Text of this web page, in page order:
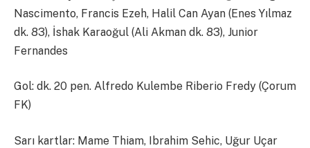
Nascimento, Francis Ezeh, Halil Can Ayan (Enes Yılmaz
dk. 83), İshak Karaoğul (Ali Akman dk. 83), Junior
Fernandes
Gol: dk. 20 pen. Alfredo Kulembe Riberio Fredy (Çorum
FK)
Sarı kartlar: Mame Thiam, Ibrahim Sehic, Uğur Uçar